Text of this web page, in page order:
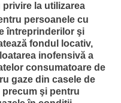
privire la utilizarea
persoanele cu
întreprinderilor şi
fondul locativ,
inofensivă a
consumatoare de
gaze din casele de
precum şi pentru